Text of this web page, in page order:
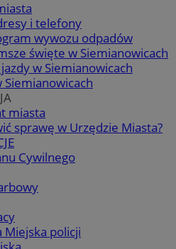
i telefony
wywozu odpadów
święte w Siemianowicach
jazdy w Siemianowicach
Siemianowicach
miasta
sprawę w Urzędzie Miasta?
Cywilnego
Miejska policji